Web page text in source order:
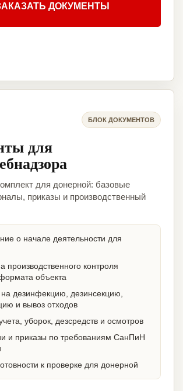
ДОКУМЕНТЫ
БЛОК ДОКУМЕНТОВ
для
для донерной: базовые
приказы и производственный
о начале деятельности для
производственного контроля
объекта
дезинфекцию, дезинсекцию,
и вывоз отходов
уборок, дезсредств и осмотров
и приказы по требованиям СанПиН
к проверке для донерной